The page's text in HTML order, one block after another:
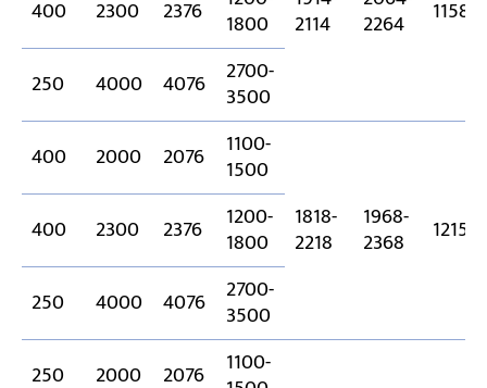
2114 2264 1158
400 2300 2376
1800
250
4000 4076 2700-
3500
400
2000 2076 1100-
1500
1818-
2218
1968-
2368 1215
400 2300 2376 1200-
1800
250
4000 4076 2700-
3500
250
2000 2076 1100-